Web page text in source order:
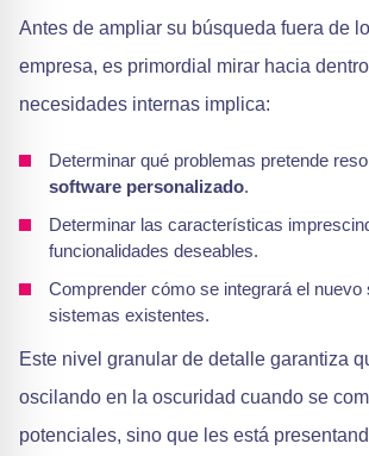
Antes de ampliar su búsqueda fuera de
empresa, es primordial mirar hacia
necesidades internas implica:
Determinar qué problemas pretende
software personalizado.
Determinar las características
funcionalidades deseables.
Comprender cómo se integrará el nuevo
sistemas existentes.
Este nivel granular de detalle garantiza
oscilando en la oscuridad cuando se
potenciales, sino que les está